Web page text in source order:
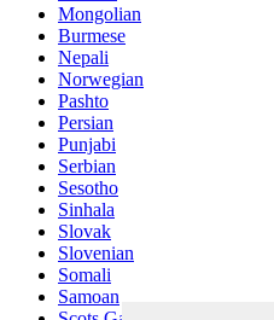
Mongolian
Burmese
Nepali
Norwegian
Pashto
Persian
Punjabi
Serbian
Sesotho
Sinhala
Slovak
Slovenian
Somali
Samoan